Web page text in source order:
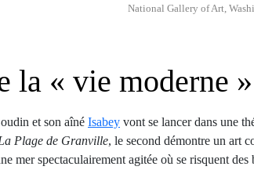
National Gallery of Art,
la « vie moderne »
et son aîné Isabey vont se lancer dans une
Plage de Granville, le second démontre un art
mer spectaculairement agitée où se risquent